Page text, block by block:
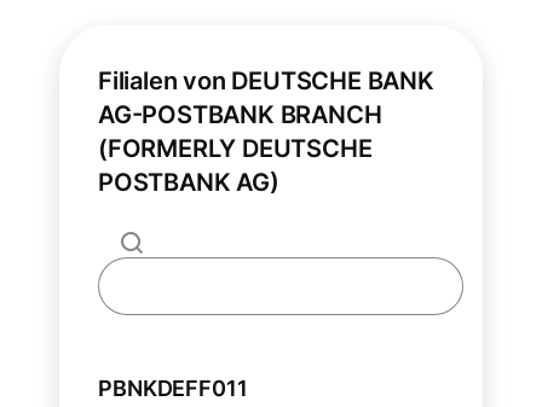
Filialen von DEUTSCHE BANK
AG-POSTBANK BRANCH
(FORMERLY DEUTSCHE
POSTBANK AG)
PBNKDEFF011